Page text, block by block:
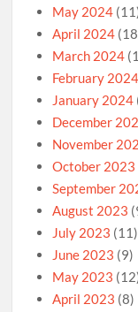
May 2024
April 2024
March 2024
February 2024
January 2024
December
November
October 2023
September
August 2023
July 2023 (11)
June 2023 (9)
May 2023
April 2023 (8)